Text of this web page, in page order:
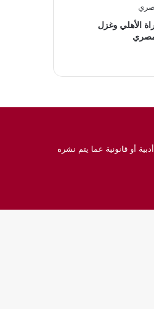
الأهلي وغزل
أو قانونية عما يتم نشره